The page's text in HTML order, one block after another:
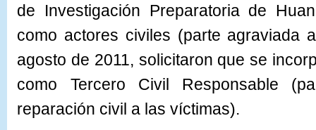
de Investigación Preparatoria de
como actores civiles (parte agraviada
agosto de 2011, solicitaron que se
como Tercero Civil Responsable
reparación civil a las víctimas).